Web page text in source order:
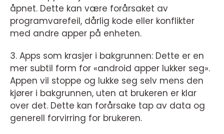
åpnet. Dette kan være forårsaket av
programvarefeil, dårlig kode eller konflikter
med andre apper på enheten.
3. Apps som krasjer i bakgrunnen: Dette er en
mer subtil form for «android apper lukker seg».
Appen vil stoppe og lukke seg selv mens den
kjører i bakgrunnen, uten at brukeren er klar
over det. Dette kan forårsake tap av data og
generell forvirring for brukeren.